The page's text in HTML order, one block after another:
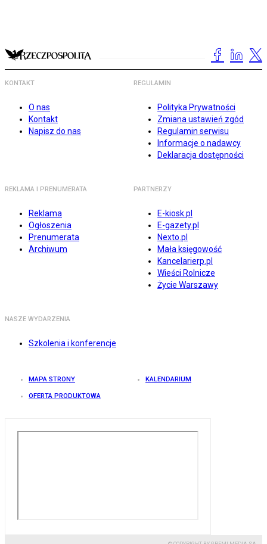
KONTAKT
O nas
Kontakt
Napisz do nas
REGULAMIN
Polityka Prywatności
Zmiana ustawień zgód
Regulamin serwisu
Informacje o nadawcy
Deklaracja dostępności
REKLAMA I PRENUMERATA
Reklama
Ogłoszenia
Prenumerata
Archiwum
PARTNERZY
E-kiosk.pl
E-gazety.pl
Nexto.pl
Mała księgowość
Kancelarierp.pl
Wieści Rolnicze
Życie Warszawy
NASZE WYDARZENIA
Szkolenia i konferencje
MAPA STRONY KALENDARIUM
OFERTA PRODUKTOWA